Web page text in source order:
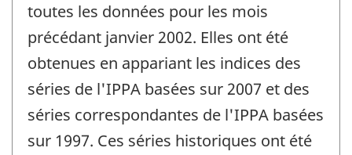
toutes les données pour les mois
précédant janvier 2002. Elles ont été
obtenues en appariant les indices des
séries de l'IPPA basées sur 2007 et des
séries correspondantes de l'IPPA basées
sur 1997. Ces séries historiques ont été